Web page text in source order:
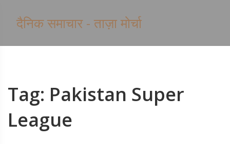
दैनिक समाचार - ताज़ा मोर्चा
Tag: Pakistan Super
League